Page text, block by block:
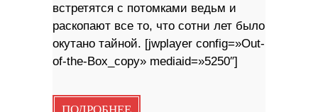
встретятся с потомками ведьм и
раскопают все то, что сотни лет было
окутано тайной. [jwplayer config=»Out-
of-the-Box_copy» mediaid=»5250″]